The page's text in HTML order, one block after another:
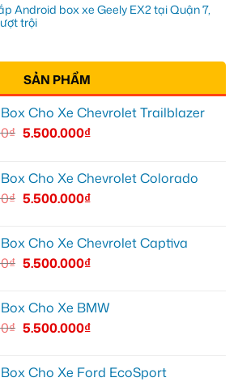
Android box xe Geely EX2 tại Quận 7,
trội
SẢN PHẨM
Cho Xe Chevrolet Trailblazer
₫ 5.500.000₫
Cho Xe Chevrolet Colorado
₫ 5.500.000₫
Cho Xe Chevrolet Captiva
₫ 5.500.000₫
Cho Xe BMW
₫ 5.500.000₫
Cho Xe Ford EcoSport